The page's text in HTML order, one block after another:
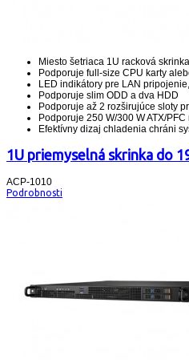
Miesto šetriaca 1U racková skrinka
Podporuje full-size CPU karty
LED indikátory pre LAN
Podporuje slim ODD a dva HDD
Podporuje až 2 rozširujúce sloty
Podporuje 250 W/300 W ATX/
Efektívny dizaj chladenia chráni
1U priemyselná skrinka do
ACP-1010
Podrobnosti